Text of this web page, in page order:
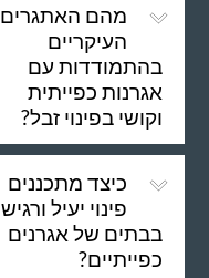
מהם האתגרים
העיקריים
בהתמודדות עם
אגרנות כפייתית
וקושי בפינוי זבל?
כיצד מתכננים
פינוי יעיל ורגיש
בבתים של אגרנים
כפייתיים?